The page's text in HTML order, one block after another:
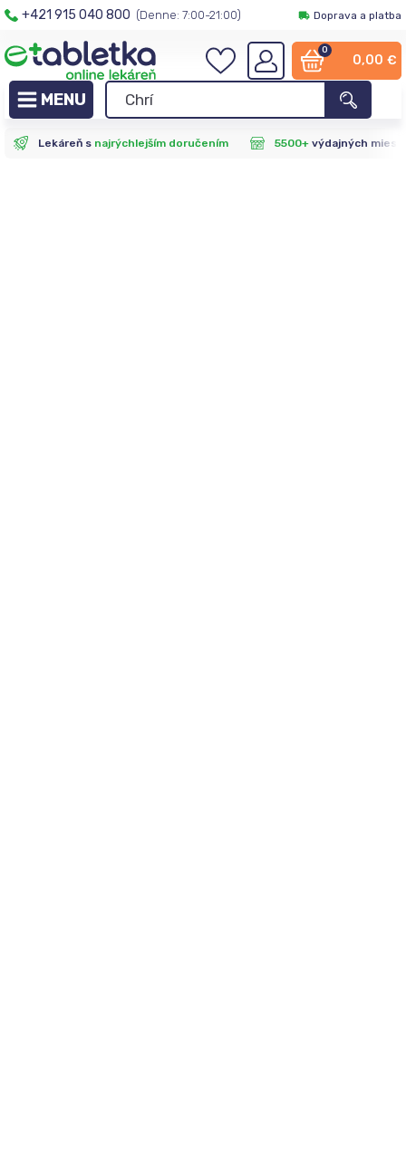
+421 915 040 800 (Denne: 7:00-21:00) Doprava a platba
0
0,00 €
Lekáreň s najrýchlejším doručením 5500+výdajných miest